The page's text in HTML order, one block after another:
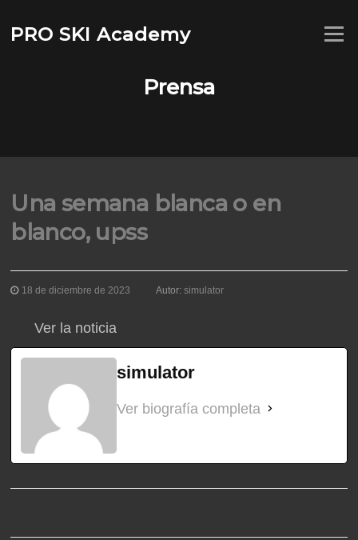
contenido
PRO SKI Academy Menú
Prensa
Una semana blanca o en
blanco, upss
18 de diciembre de 2023 Autor:simulator
Ver la noticia
simulator
Ver biografía completa